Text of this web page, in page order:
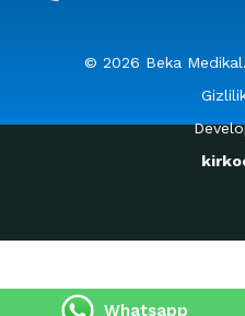
© 2026 Beka Medikal.
Whatsapp